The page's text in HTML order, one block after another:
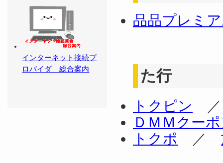
品品プレミ
た行
トクピン
ＤＭＭクー
トクポ ／
インターネット接続プ
ロバイダ 総合案内